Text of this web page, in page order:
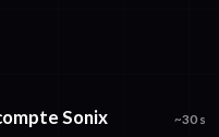
Sonix ~30 s